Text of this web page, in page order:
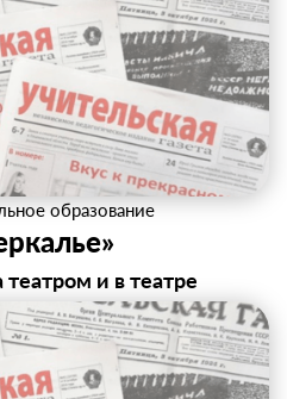
образование
и в театре